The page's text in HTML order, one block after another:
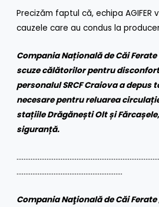
Precizăm faptul că, echipa AGIFER
cauzele care au condus la
Compania Națională de Căi Ferate
scuze călătorilor pentru
personalul SRCF Craiova a depus
necesare pentru reluarea
stațiile Drăgănești Olt și
siguranță.
……………………………………………………
Compania Naţională de Căi Ferate